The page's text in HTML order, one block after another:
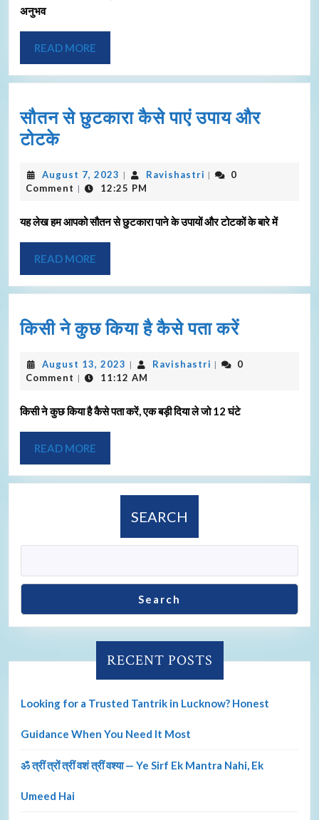
अनुभव
READ MORE
सौतन से छुटकारा कैसे पाएं उपाय और
टोटके
August 7, 2023 | Ravishastri |
0
Comment | 12:25 PM
यह लेख हम आपको सौतन से छुटकारा पाने के उपायों और टोटकों के बारे में
READ MORE
किसी ने कुछ किया है कैसे पता करें
August 13, 2023 | Ravishastri |
0
Comment | 11:12 AM
किसी ने कुछ किया है कैसे पता करें, एक बड़ी दिया ले जो 12 घंटे
READ MORE
SEARCH
Search
RECENT POSTS
Looking for a Trusted Tantrik in Lucknow? Honest
Guidance When You Need It Most
ॐ त्रीं त्रों त्रीं वशं त्रीं वश्या — Ye Sirf Ek Mantra Nahi, Ek
Umeed Hai